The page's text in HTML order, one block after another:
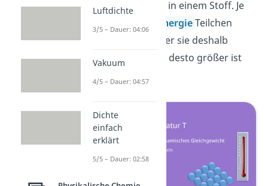
Teilchenbewegung in einem Stoff. Je
kinetische EnergieTeilchen
haben und je stärker sie deshalb
aneinander reiben, desto größer ist
Luftdichte
3/5 – Dauer: 04:06
Vakuum
4/5 – Dauer: 04:57
Dichte
einfach
erklärt
5/5 – Dauer: 02:58